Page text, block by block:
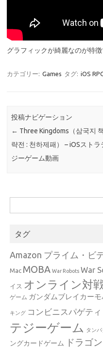
グラフィックが綺麗なのが特徴
カテゴリー: Games タグ: iOS
投稿ナビゲーション
← Three Kingdoms（삼국지 책
략전 : 천하제패） – iOSストラ
ジーゲーム動画
索:
タグ
Amazon プライム・ビ
Mac MOBA War Robots War
イス オンライン対
ゲーム ガンダムブレイカー
キング コンビニスパゲティ
テジーゲーム
タン
ングカードゲーム
ドラゴ